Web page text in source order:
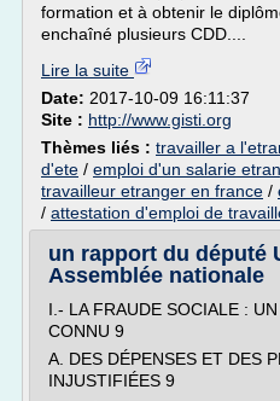
formation et à obtenir le
enchaîné plusieurs CDD....
Lire la suite
Date: 2017-10-09 16:11:37
Site : http://www.gisti.org
Thèmes liés : travailler a
d'ete / emploi d'un salarie
travailleur etranger en france /
/ attestation d'emploi de
un rapport du député
Assemblée nationale
I.- LA FRAUDE SOCIALE :
CONNU 9
A. DES DÉPENSES ET DES
INJUSTIFIÉES 9